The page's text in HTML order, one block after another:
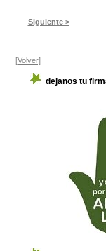
Siguiente >
[Volver]
dejanos tu